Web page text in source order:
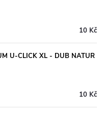
10 Kč
U-CLICK XL - DUB NATUR
10 Kč